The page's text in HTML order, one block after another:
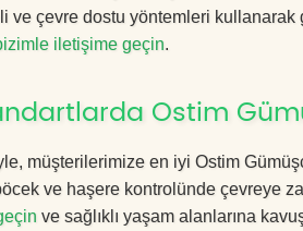
ve çevre dostu yöntemleri
iletişime geçin.
Ostim
müşterilerimize en iyi Ostim
ve haşere kontrolünde çevreye
ve sağlıklı yaşam alanlarına